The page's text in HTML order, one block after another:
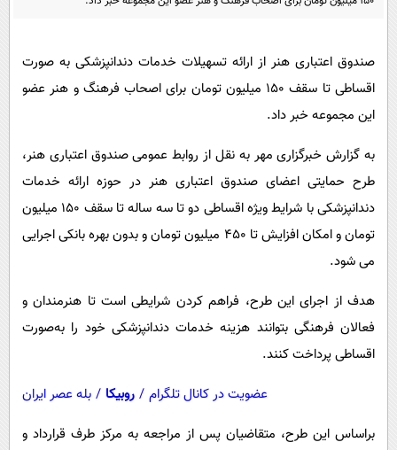
سرگرمی
گوناگون
فرهنگی
بین الملل
حیات وحش
سیاست خارجی
پیامک
آشپزی
صندوق اعتباری هنر از ارائه تسهیلات خدمات دندانپزشکی به صورت
اقساطی تا سقف ۱۵۰ میلیون تومان برای اصحاب فرهنگ و هنر عضو
این مجموعه خبر داد.
به گزارش خبرگزاری مهر به نقل از روابط عمومی صندوق اعتباری هنر،
طرح حمایتی اعضای صندوق اعتباری هنر در حوزه ارائه خدمات
دندانپزشکی با شرایط ویژه اقساطی دو تا سه ساله تا سقف ۱۵۰ میلیون
تومان و امکان افزایش تا ۴۵۰ میلیون تومان و بدون بهره بانکی اجرایی
می شود.
هدف از اجرای این طرح، فراهم کردن شرایطی است تا هنرمندان و
فعالان فرهنگی بتوانند هزینه خدمات دندانپزشکی خود را به‌صورت
اقساطی پرداخت کنند.
عضویت در کانال تلگرام / روبیکا / بله عصر ایران
براساس این طرح، متقاضیان پس از مراجعه به مرکز طرف قرارداد و